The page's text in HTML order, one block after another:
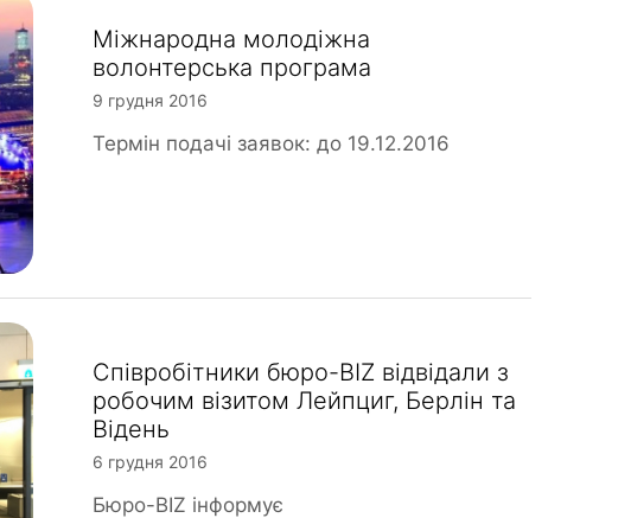
Міжнародна молодіжна
волонтерська програма
9 грудня 2016
Термін подачі заявок: до 19.12.2016
Співробітники бюро-BIZ відвідали з
робочим візитом Лейпциг, Берлін та
Відень
6 грудня 2016
Бюро-BIZ інформує